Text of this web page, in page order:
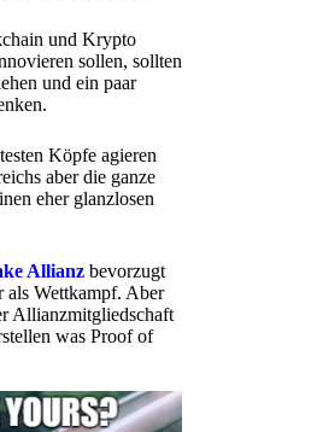
und Krypto
sollen, sollten
und ein paar
Köpfe agieren
aber die ganze
eher glanzlosen
Allianz bevorzugt
Wettkampf. Aber
Allianzmitgliedschaft
was Proof of